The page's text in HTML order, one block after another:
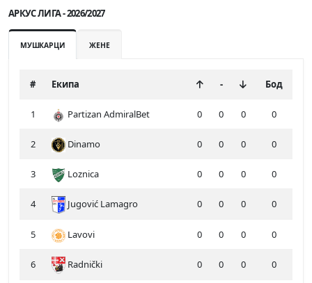
АРКУС ЛИГА - 2026/2027
МУШКАРЦИ ЖЕНЕ
# Екипа - Бод
1 Partizan AdmiralBet 0 0 0 0
2 Dinamo 0 0 0 0
3 Loznica 0 0 0 0
4 Jugović Lamagro 0 0 0 0
5 Lavovi 0 0 0 0
6 Radnički 0 0 0 0